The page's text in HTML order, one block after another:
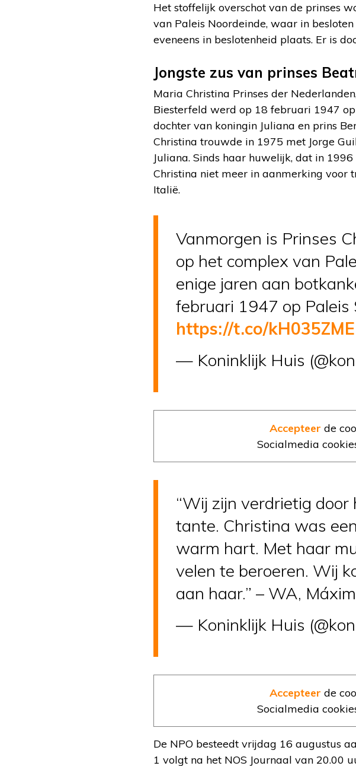
Het stoffelijk overschot van de prinses
van Paleis Noordeinde, waar in
eveneens in beslotenheid plaats. Er is
Jongste zus van prinses
Maria Christina Prinses der
Biesterfeld werd op 18 februari 1947
dochter van koningin Juliana en prins
Christina trouwde in 1975 met Jorge
Juliana. Sinds haar huwelijk, dat in
Christina niet meer in aanmerking voor
Italië.
Vanmorgen is Prinses
op het complex van
enige jaren aan
februari 1947 op Paleis
https://t.co/
— Koninklijk Huis
Accepteer de
Socialmedia
“Wij zijn verdrietig
tante. Christina was
warm hart. Met haar
velen te beroeren. Wij
aan haar.” – WA,
— Koninklijk Huis
Accepteer de
Socialmedia
De NPO besteedt vrijdag 16 augustus
1 volgt na het NOS Journaal van 20.00